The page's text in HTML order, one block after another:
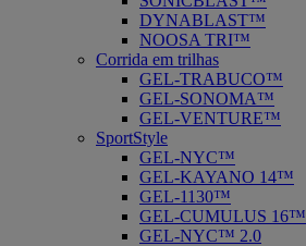
DYNABLAST™
NOOSA TRI™
Corrida em trilhas
GEL-TRABUCO™
GEL-SONOMA™
GEL-VENTURE™
SportStyle
GEL-NYC™
GEL-KAYANO 14™
GEL-1130™
GEL-CUMULUS 16™
GEL-NYC™ 2.0